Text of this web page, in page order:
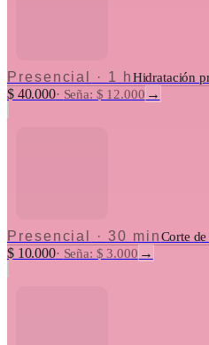
Presencial · 1 hHidratación
$ 40.000· Seña: $ 12.000 →
Presencial · 30 minCorte
$ 10.000· Seña: $ 3.000 →